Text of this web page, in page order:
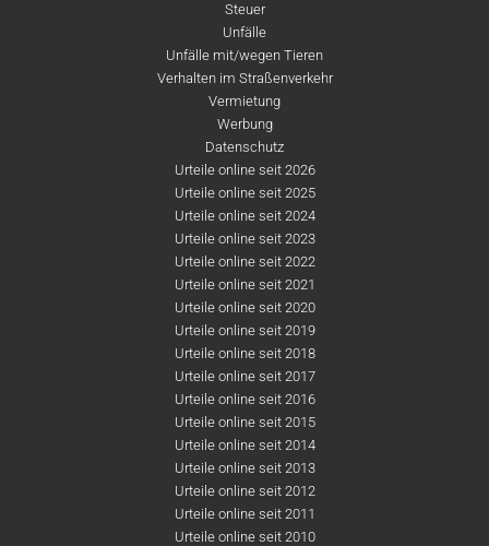
Steuer
Unfälle
Unfälle mit/wegen Tieren
Verhalten im Straßenverkehr
Vermietung
Werbung
Datenschutz
Urteile online seit 2026
Urteile online seit 2025
Urteile online seit 2024
Urteile online seit 2023
Urteile online seit 2022
Urteile online seit 2021
Urteile online seit 2020
Urteile online seit 2019
Urteile online seit 2018
Urteile online seit 2017
Urteile online seit 2016
Urteile online seit 2015
Urteile online seit 2014
Urteile online seit 2013
Urteile online seit 2012
Urteile online seit 2011
Urteile online seit 2010